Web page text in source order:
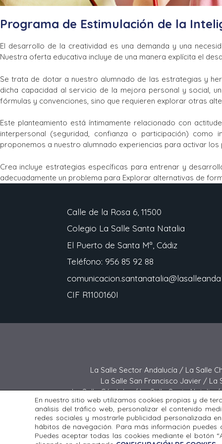
Programa de Estimulación de la
El desarrollo de la creatividad es una demanda y una
Nuestra oferta educativa incluye de una manera explícita el
Se trata de dotar a nuestro alumnado de las estrategias y
dicha capacidad al servicio de la mejora personal y social,
fórmulas y convenciones, sino que requieren explorar otras
Este planteamiento está íntimamente relacionado con
interpersonal (seguridad, confianza o participación)
proponemos a nuestro alumnado experiencias para activar
Crea incluye estrategias específicas para entrenar y
adecuadamente un problema para Explorar alternativas de
Calle de la Rosa 6, 11500
Colegio La Salle Santa Natalia
El Puerto de Santa Mª, Cádiz
Teléfono: 956 85 92 88
CIF R1100160I
La Salle Sector Andalucía / La Salle
La Salle San Francisco Javier / La
La Salle Córdoba /La Salle Santa Natalia /
La Salle Buen Consejo /La
Todos los derechos
En nuestro sitio web utilizamos cookies propias y de
análisis del tráfico web, personalizar el contenido
redes sociales y mostrarle publicidad personalizada
hábitos de navegación. Para más información
Puedes aceptar todas las cookies mediante el botón